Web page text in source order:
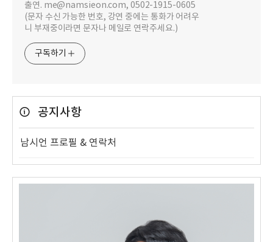
출연. me@namsieon.com, 0502-1915-0605
(문자 수신 가능한 번호, 강연 중에는 통화가 어려우
니 부재중이라면 문자나 메일로 연락주세요.)
구독하기
공지사항
남시언 프로필 & 연락처